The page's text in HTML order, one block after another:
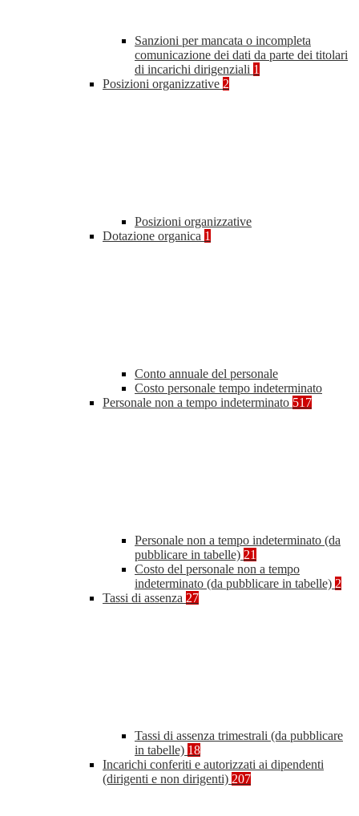
Sanzioni per mancata o incompleta
comunicazione dei dati da parte dei titolari
di incarichi dirigenziali 1
Posizioni organizzative 2
Posizioni organizzative
Dotazione organica 1
Conto annuale del personale
Costo personale tempo indeterminato
Personale non a tempo indeterminato 517
Personale non a tempo indeterminato (da
pubblicare in tabelle) 21
Costo del personale non a tempo
indeterminato (da pubblicare in tabelle) 2
Tassi di assenza 27
Tassi di assenza trimestrali (da pubblicare
in tabelle) 18
Incarichi conferiti e autorizzati ai dipendenti
(dirigenti e non dirigenti) 207